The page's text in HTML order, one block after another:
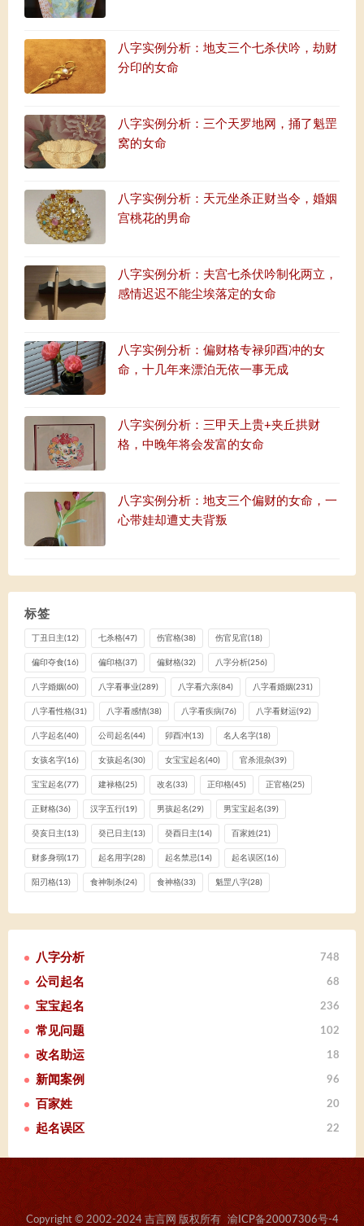
八字实例分析：地支三个七杀伏吟，劫财
分印的女命
八字实例分析：三个天罗地网，捅了魁罡
窝的女命
八字实例分析：天元坐杀正财当令，婚姻
宫桃花的男命
八字实例分析：夫宫七杀伏吟制化两立，
感情迟迟不能尘埃落定的女命
八字实例分析：偏财格专禄卯酉冲的女
命，十几年来漂泊无依一事无成
八字实例分析：三甲天上贵+夹丘拱财
格，中晚年将会发富的女命
八字实例分析：地支三个偏财的女命，一
心带娃却遭丈夫背叛
标签
丁丑日主(12) 七杀格(47) 伤官格(38) 伤官见官(18)
偏印夺食(16) 偏印格(37) 偏财格(32) 八字分析(256)
八字婚姻(60) 八字看事业(289) 八字看六亲(84) 八字看婚姻(231)
八字看性格(31) 八字看感情(38) 八字看疾病(76) 八字看财运(92)
八字起名(40) 公司起名(44) 卯酉冲(13) 名人名字(18)
女孩名字(16) 女孩起名(30) 女宝宝起名(40) 官杀混杂(39)
宝宝起名(77) 建禄格(25) 改名(33) 正印格(45) 正官格(25)
正财格(36) 汉字五行(19) 男孩起名(29) 男宝宝起名(39)
癸亥日主(13) 癸已日主(13) 癸酉日主(14) 百家姓(21)
财多身弱(17) 起名用字(28) 起名禁忌(14) 起名误区(16)
阳刃格(13) 食神制杀(24) 食神格(33) 魁罡八字(28)
八字分析 748
公司起名 68
宝宝起名 236
常见问题 102
改名助运 18
新闻案例 96
百家姓 20
起名误区 22
Copyright © 2002-2024 吉言网 版权所有 渝ICP备20007306号-4